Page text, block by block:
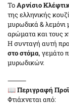
ΤοΑρνίσιο
της ελληνικής
μυρωδικά & λεμόνι
αρώματα και τους
Η συνταγή αυτή
στο στόμα, γεμάτο
μυρωδικών.
⸻
📖Περιγραφή
Φτιάχνεται από: